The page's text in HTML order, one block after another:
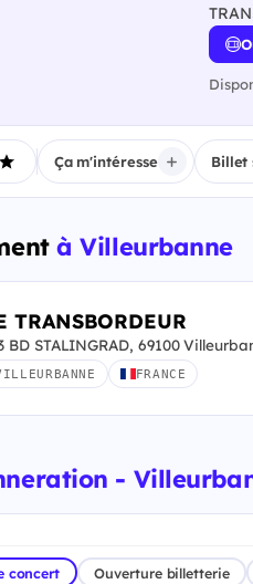
Ça m'intéresse Billet
à Villeurbanne
TRANSBORDEUR
BD STALINGRAD, 69100
FRANCE
-
concert Ouverture billetterie